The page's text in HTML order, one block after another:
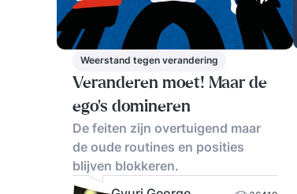
Weerstand tegen verandering
Veranderen moet! Maar de
ego's domineren
De feiten zijn overtuigend maar
de oude routines en posities
blijven blokkeren.